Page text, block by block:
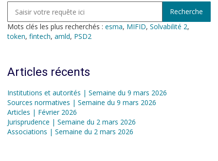
Mots clés les plus recherchés : esma, MIFID, Solvabilité 2,
token, fintech, amld, PSD2
Articles récents
Institutions et autorités | Semaine du 9 mars 2026
Sources normatives | Semaine du 9 mars 2026
Articles | Février 2026
Jurisprudence | Semaine du 2 mars 2026
Associations | Semaine du 2 mars 2026